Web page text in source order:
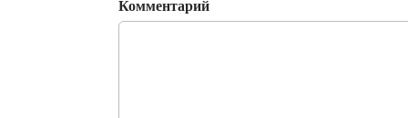
v
Комментарий